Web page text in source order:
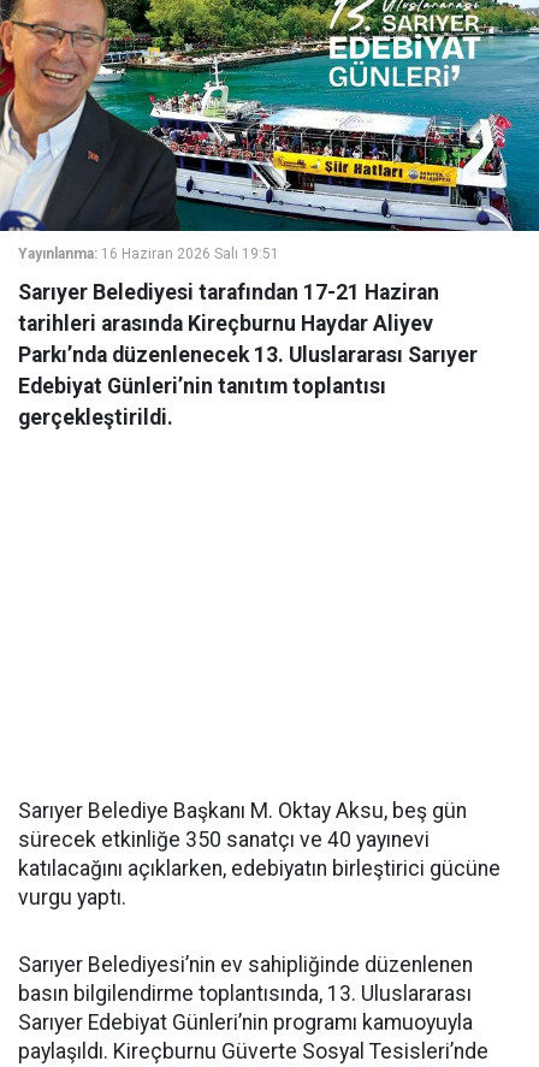
Yayınlanma: 16 Haziran 2026 Salı 19:51
Sarıyer Belediyesi tarafından 17-21 Haziran
tarihleri arasında Kireçburnu Haydar Aliyev
Parkı’nda düzenlenecek 13. Uluslararası Sarıyer
Edebiyat Günleri’nin tanıtım toplantısı
gerçekleştirildi.
Sarıyer Belediye Başkanı M. Oktay Aksu, beş gün
sürecek etkinliğe 350 sanatçı ve 40 yayınevi
katılacağını açıklarken, edebiyatın birleştirici gücüne
vurgu yaptı.
Sarıyer Belediyesi’nin ev sahipliğinde düzenlenen
basın bilgilendirme toplantısında, 13. Uluslararası
Sarıyer Edebiyat Günleri’nin programı kamuoyuyla
paylaşıldı. Kireçburnu Güverte Sosyal Tesisleri’nde